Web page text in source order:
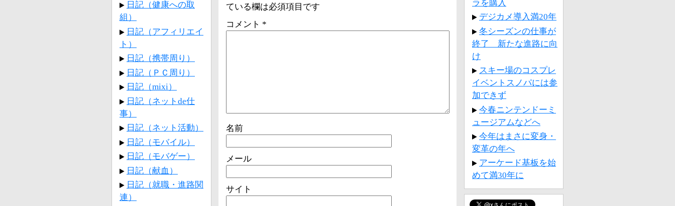
ている欄は必須項目です
コメント *
名前
メール
サイト
日記（健康への取
組）
日記（アフィリエイ
ト）
日記（携帯周り）
日記（ＰＣ周り）
日記（mixi）
日記（ネットde仕
事）
日記（ネット活動）
日記（モバイル）
日記（モバゲー）
日記（献血）
日記（就職・進路関
連）
ラを購入
デジカメ導入満20年
冬シーズンの仕事が
終了 新たな進路に向
け
スキー場のコスプレ
イベントスノパには参
加できず
今春ニンテンドーミ
ュージアムなどへ
今年はまさに変身・
変革の年へ
アーケード基板を始
めて満30年に